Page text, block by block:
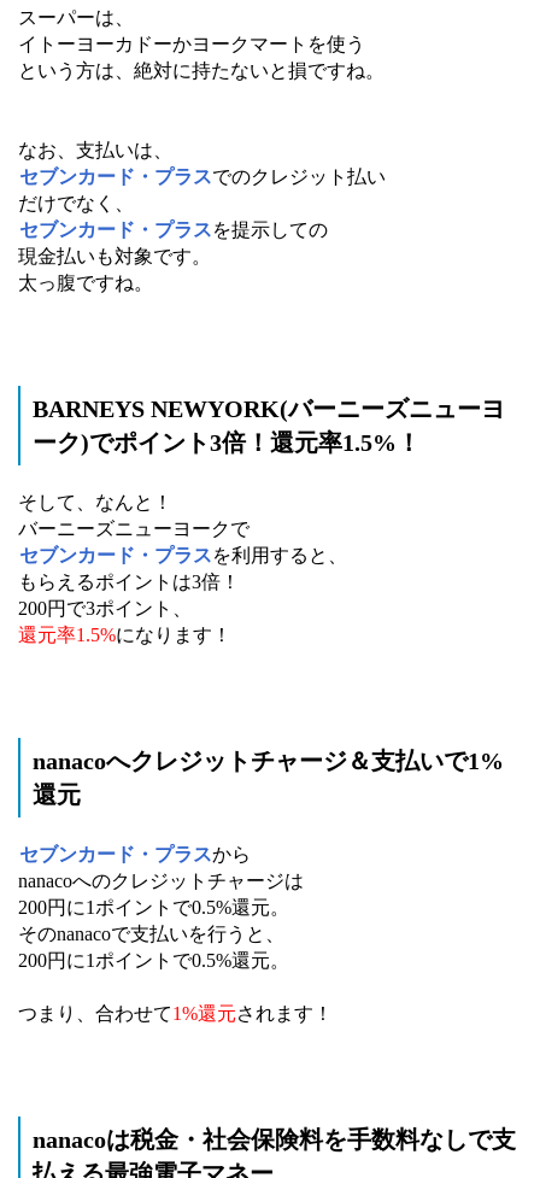
スーパーは、
イトーヨーカドーかヨークマートを使う
という方は、絶対に持たないと損ですね。
なお、支払いは、
セブンカード・プラスでのクレジット払い
だけでなく、
セブンカード・プラスを提示しての
現金払いも対象です。
太っ腹ですね。
BARNEYS NEWYORK(バーニーズニューヨ
ーク)でポイント3倍！還元率1.5%！
そして、なんと！
バーニーズニューヨークで
セブンカード・プラスを利用すると、
もらえるポイントは3倍！
200円で3ポイント、
還元率1.5%になります！
nanacoへクレジットチャージ＆支払いで1%
還元
セブンカード・プラスから
nanacoへのクレジットチャージは
200円に1ポイントで0.5%還元。
そのnanacoで支払いを行うと、
200円に1ポイントで0.5%還元。
つまり、合わせて1%還元されます！
nanacoは税金・社会保険料を手数料なしで支